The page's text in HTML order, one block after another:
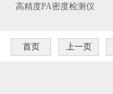
高精度PA密度检测仪
首页 上一页